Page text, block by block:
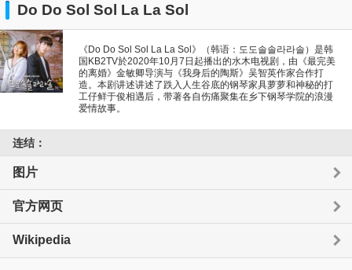
Do Do Sol Sol La La Sol
《Do Do Sol Sol La La Sol》（韩语：도도솔솔라라솔）是韩
国KB2TV於2020年10月7日起播出的水木电视剧，由《最完美
的离婚》金敏卿导演与《我身后的陶斯》吴智英作家合作打
造。本剧讲述讲述了跌入人生谷底的钢琴家具萝萝和神秘的打
工仔鲜于俊相遇后，带著各自伤痛聚集在乡下钢琴学院的浪漫
爱情故事。
连结：
图片
官方网页
Wikipedia